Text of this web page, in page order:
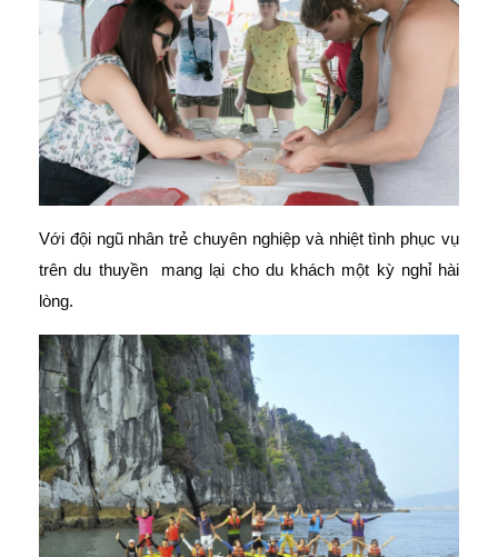
Với đội ngũ nhân trẻ chuyên nghiệp và nhiệt tình phục vụ
trên du thuyền mang lại cho du khách một kỳ nghỉ hài
lòng.